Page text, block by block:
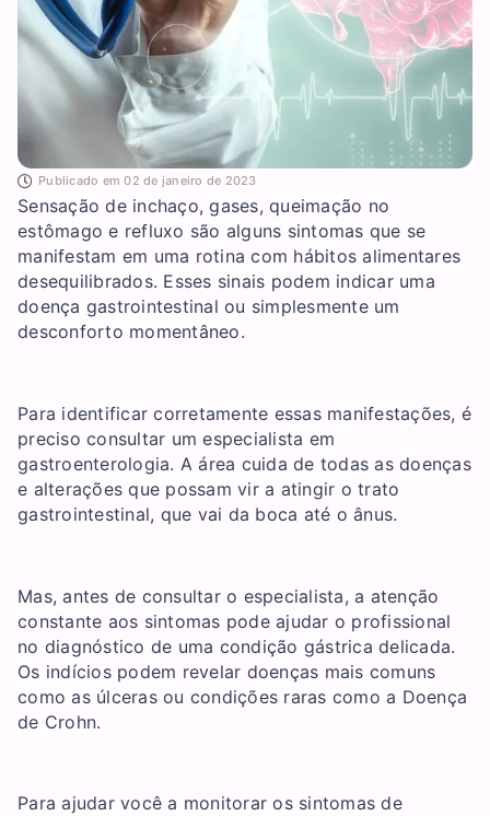
Publicado em 02 de janeiro de 2023
Sensação de inchaço, gases, queimação no
estômago e refluxo são alguns sintomas que se
manifestam em uma rotina com hábitos alimentares
desequilibrados. Esses sinais podem indicar uma
doença gastrointestinal ou simplesmente um
desconforto momentâneo.
Para identificar corretamente essas manifestações, é
preciso consultar um especialista em
gastroenterologia. A área cuida de todas as doenças
e alterações que possam vir a atingir o trato
gastrointestinal, que vai da boca até o ânus.
Mas, antes de consultar o especialista, a atenção
constante aos sintomas pode ajudar o profissional
no diagnóstico de uma condição gástrica delicada.
Os indícios podem revelar doenças mais comuns
como as úlceras ou condições raras como a Doença
de Crohn.
Para ajudar você a monitorar os sintomas de